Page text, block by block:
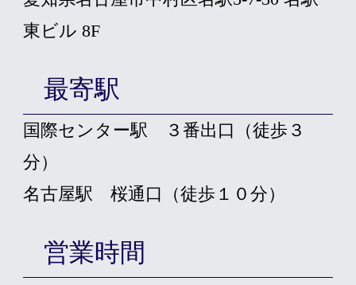
東ビル 8F
最寄駅
国際センター駅 ３番出口（徒歩３
分）
名古屋駅 桜通口（徒歩１０分）
営業時間